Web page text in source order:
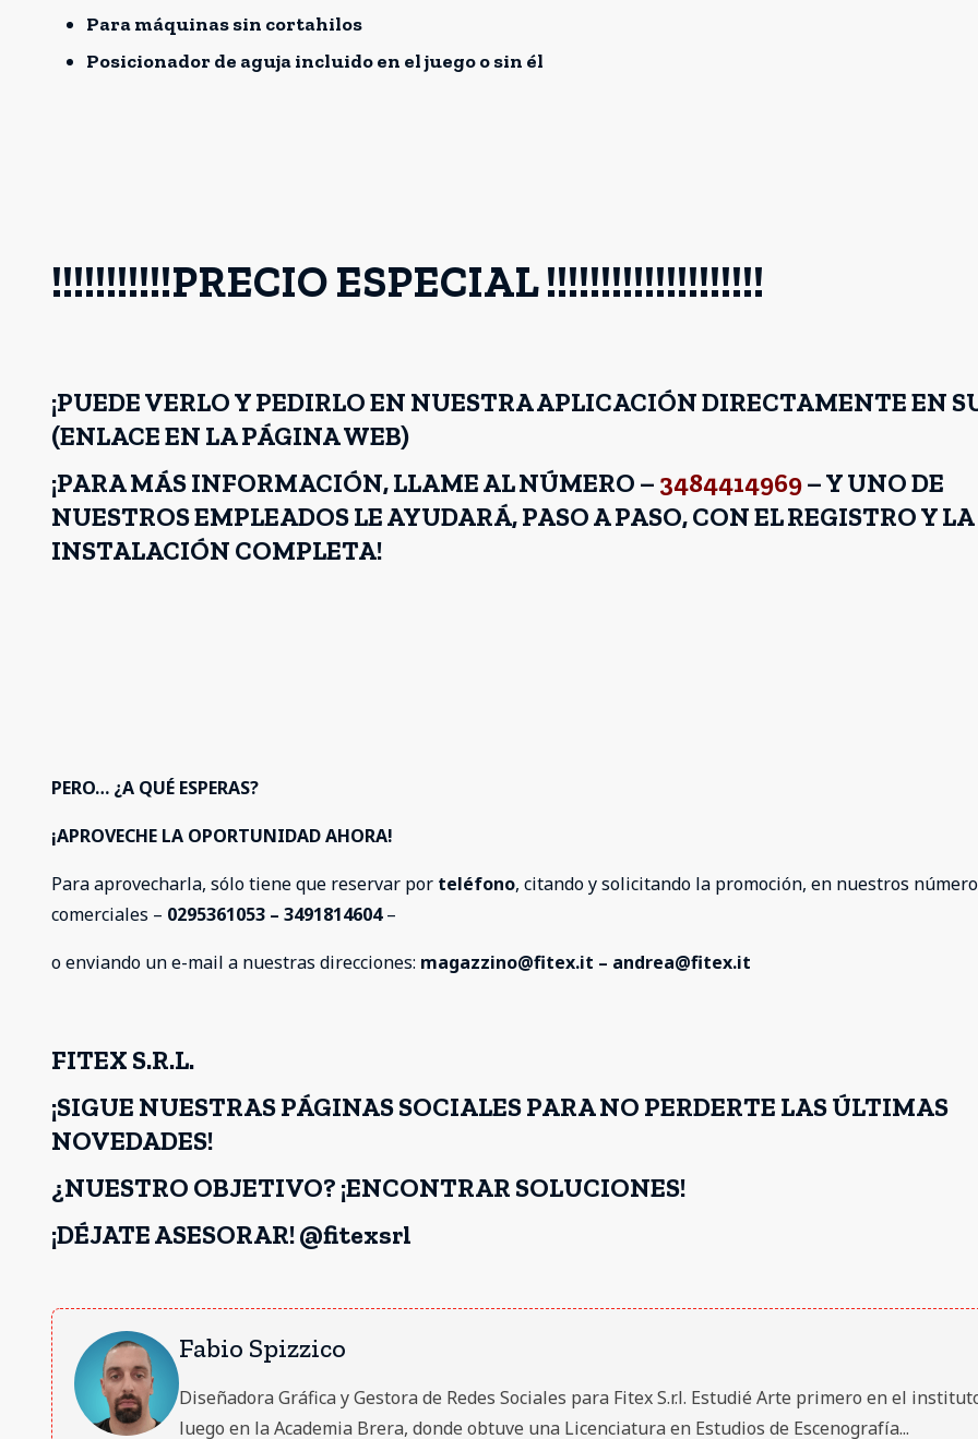
Para máquinas sin cortahilos
Posicionador de aguja incluido en el juego o sin él
!!!!!!!!!!!PRECIO ESPECIAL !!!!!!!!!!!!!!!!!!!!
¡PUEDE VERLO Y PEDIRLO EN NUESTRA APLICACIÓN DIRECTAMENTE EN
(ENLACE EN LA PÁGINA WEB)
¡PARA MÁS INFORMACIÓN, LLAME AL NÚMERO – 3484414969– Y UNO DE
NUESTROS EMPLEADOS LE AYUDARÁ, PASO A PASO, CON EL REGISTRO Y LA
INSTALACIÓN COMPLETA!
PERO… ¿A QUÉ ESPERAS?
¡APROVECHE LA OPORTUNIDAD AHORA!
Para aprovecharla, sólo tiene que reservar por teléfono, citando y solicitando la promoción, en nuestros
comerciales – 0295361053 – 3491814604–
o enviando un e-mail a nuestras direcciones: magazzino@fitex.it – andrea@fitex.it
FITEX S.R.L.
¡SIGUE NUESTRAS PÁGINAS SOCIALES PARA NO PERDERTE LAS ÚLTIMAS
NOVEDADES!
¿NUESTRO OBJETIVO? ¡ENCONTRAR SOLUCIONES!
¡DÉJATE ASESORAR! @fitexsrl
Fabio Spizzico
Diseñadora Gráfica y Gestora de Redes Sociales para Fitex S.r.l. Estudié Arte primero en el
luego en la Academia Brera, donde obtuve una Licenciatura en Estudios de Escenografía...